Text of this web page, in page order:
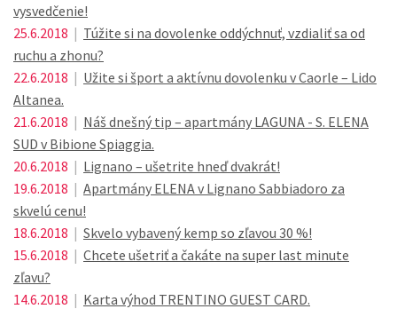
vysvedčenie!
25.6.2018 | Túžite si na dovolenke oddýchnuť, vzdialiť sa od
ruchu a zhonu?
22.6.2018 | Užite si šport a aktívnu dovolenku v Caorle – Lido
Altanea.
21.6.2018 | Náš dnešný tip – apartmány LAGUNA - S. ELENA
SUD v Bibione Spiaggia.
20.6.2018 | Lignano – ušetrite hneď dvakrát!
19.6.2018 | Apartmány ELENA v Lignano Sabbiadoro za
skvelú cenu!
18.6.2018 | Skvelo vybavený kemp so zľavou 30 %!
15.6.2018 | Chcete ušetriť a čakáte na super last minute
zľavu?
14.6.2018 | Karta výhod TRENTINO GUEST CARD.